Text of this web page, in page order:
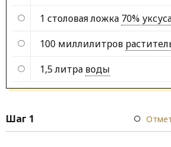
1 столовая ложка 70%
100 миллилитров
1,5 литра воды
Шаг 1